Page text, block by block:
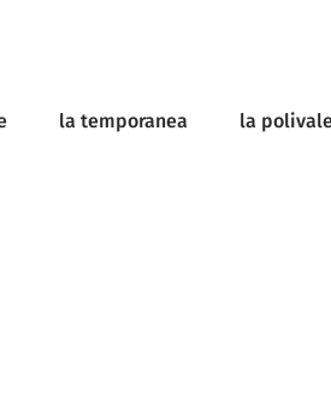
la temporanea la